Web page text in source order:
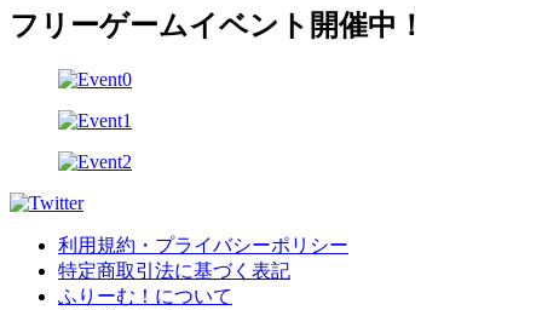
フリーゲームイベント開催中！
利用規約・プライバシーポリシー
特定商取引法に基づく表記
ふりーむ！について